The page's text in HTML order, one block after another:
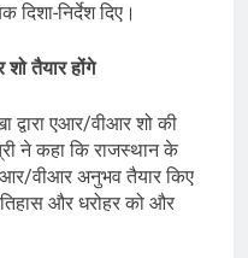
निर्देश दिए।
तैयार होंगे
द्वारा एआर/वीआर शो की
ने कहा कि राजस्थान के
वीआर अनुभव तैयार किए
और धरोहर को और